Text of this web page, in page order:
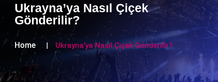
Ukrayna’ya Nasıl Çiçek
Gönderilir?
Home Ukrayna’ya Nasıl Çiçek Gönderilir?